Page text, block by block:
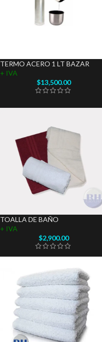
TERMO ACERO 1 LT BAZAR
+ IVA
$13,500.00
TOALLA DE BAÑO
+ IVA
$2,900.00